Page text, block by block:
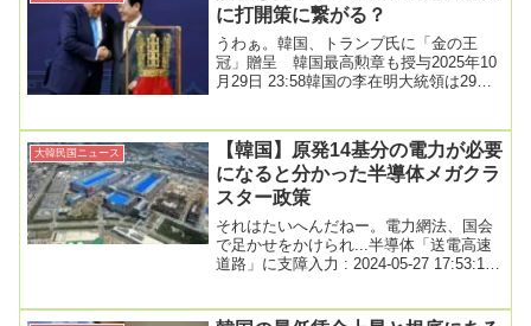
に打開策に繋がる？
うわぁ。韓国、トランプ氏に「金の王
冠」贈呈 韓国最高勲章も授与2025年10
月29日 23:58韓国の李在明大統領は29
大韓民国ニュース
【韓国】原発14基分の電力が必要
になると分かった半導体メガクラ
スター政策
それはたいへんだねー。電力網法、国会
で足かせをかけられ...半導体「送電高速
道路」に支障入力 : 2024-05-27 17:53:19